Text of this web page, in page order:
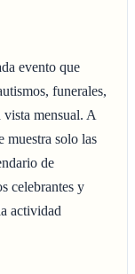
evento que
funerales,
mensual. A
muestra solo las
de
celebrantes y
actividad